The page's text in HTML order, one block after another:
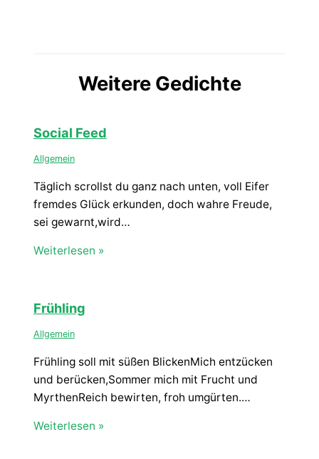
Weitere Gedichte
Social Feed
Allgemein
Täglich scrollst du ganz nach unten, voll Eifer
fremdes Glück erkunden, doch wahre Freude,
sei gewarnt,wird…
Weiterlesen »
Frühling
Allgemein
Frühling soll mit süßen BlickenMich entzücken
und berücken,Sommer mich mit Frucht und
MyrthenReich bewirten, froh umgürten.…
Weiterlesen »